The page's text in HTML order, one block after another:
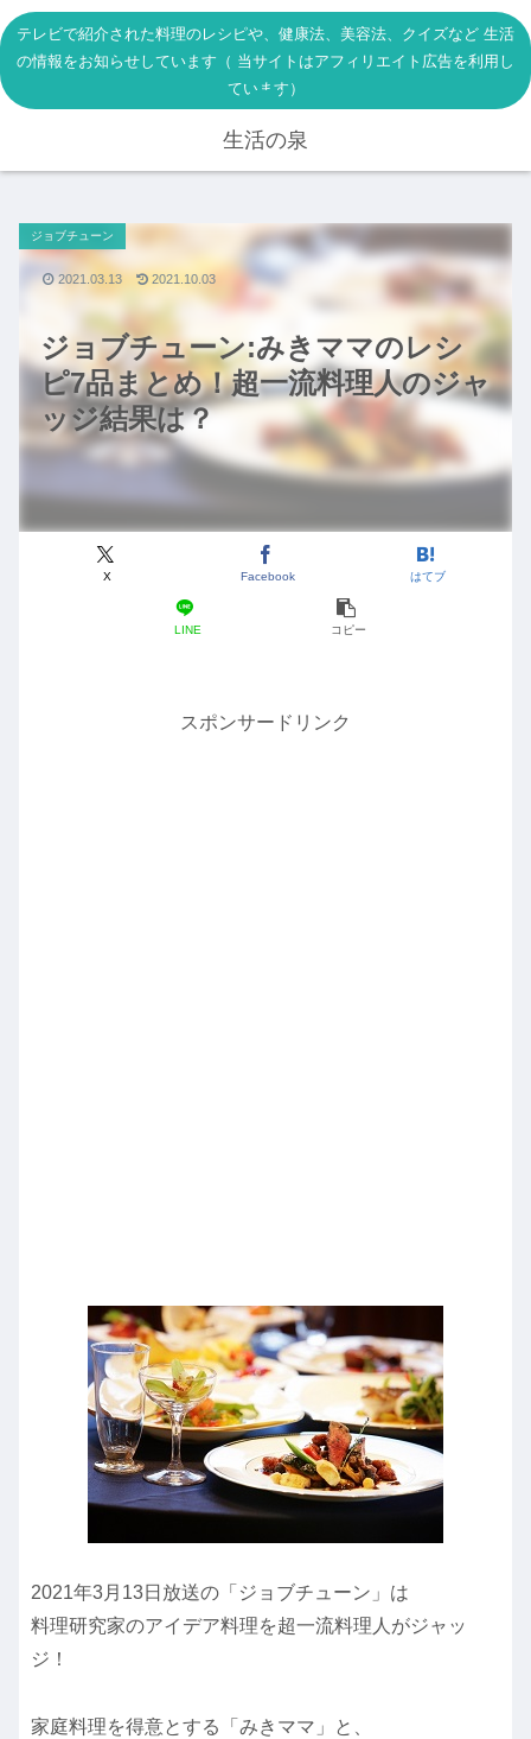
テレビで紹介された料理のレシピや、健康法、美容法、クイズなど 生活
の情報をお知らせしています（ 当サイトはアフィリエイト広告を利用し
ています）
生活の泉
ジョブチューン:みきママのレシ
ピ7品まとめ！超一流料理人のジャ
ッジ結果は？
ジョブチューン
X Facebook はてブ
LINE コピー
2021.03.13 2021.10.03
スポンサードリンク
2021年3月13日放送の「ジョブチューン」は
料理研究家のアイデア料理を超一流料理人がジャッ
ジ！
家庭料理を得意とする「みきママ」と、